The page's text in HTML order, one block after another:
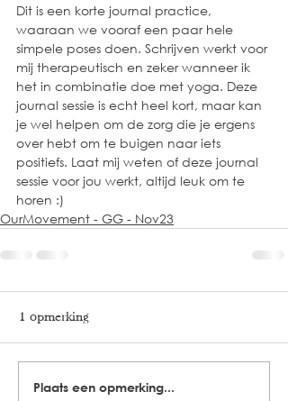
Dit is een korte journal practice,
waaraan we vooraf een paar hele
simpele poses doen. Schrijven werkt voor
mij therapeutisch en zeker wanneer ik
het in combinatie doe met yoga. Deze
journal sessie is echt heel kort, maar kan
je wel helpen om de zorg die je ergens
over hebt om te buigen naar iets
positiefs. Laat mij weten of deze journal
sessie voor jou werkt, altijd leuk om te
horen :)
OurMovement - GG - Nov23
1 opmerking
Plaats een opmerking...